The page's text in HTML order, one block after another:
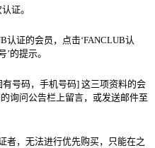
认证。
认证的会员 ， 点击‘FANCLUB认
’的提示。
有号码，手机号码] 这三项资料的会
的询问 公告栏 上留言， 或发送邮件至
者， 无法进行优先购买，
只能在之